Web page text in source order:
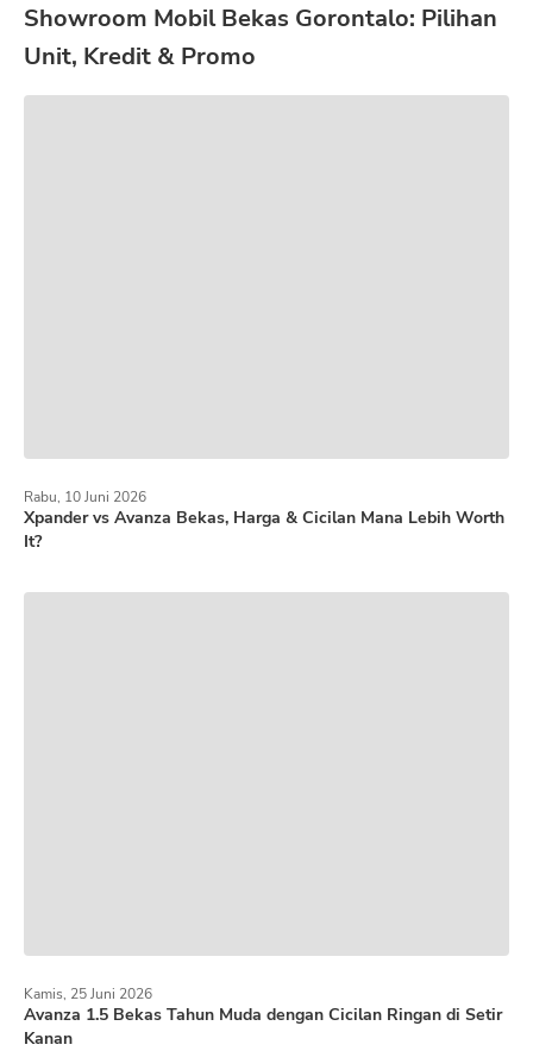
Showroom Mobil Bekas Gorontalo: Pilihan
Unit, Kredit & Promo
Xpander vs Avanza Bekas, Harga & Cicilan Mana Lebih Worth
It?
Rabu, 10 Juni 2026
Avanza 1.5 Bekas Tahun Muda dengan Cicilan Ringan di Setir
Kanan
Kamis, 25 Juni 2026